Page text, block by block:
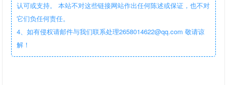
认可或支持。 本站不对这些链接网站作出任何陈述或保证，也不对
它们负任何责任。
4、如有侵权请邮件与我们联系处理2658014622@qq.com 敬请谅
解！